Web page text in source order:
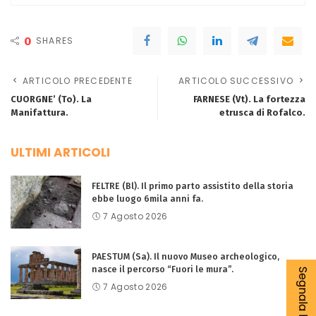
0 SHARES
ARTICOLO PRECEDENTE
CUORGNE’ (To). La
Manifattura.
ARTICOLO SUCCESSIVO
FARNESE (Vt). La fortezza
etrusca di Rofalco.
ULTIMI ARTICOLI
FELTRE (Bl). Il primo parto assistito della storia
ebbe luogo 6mila anni fa.
7 Agosto 2026
PAESTUM (Sa). Il nuovo Museo archeologico,
nasce il percorso “Fuori le mura”.
7 Agosto 2026